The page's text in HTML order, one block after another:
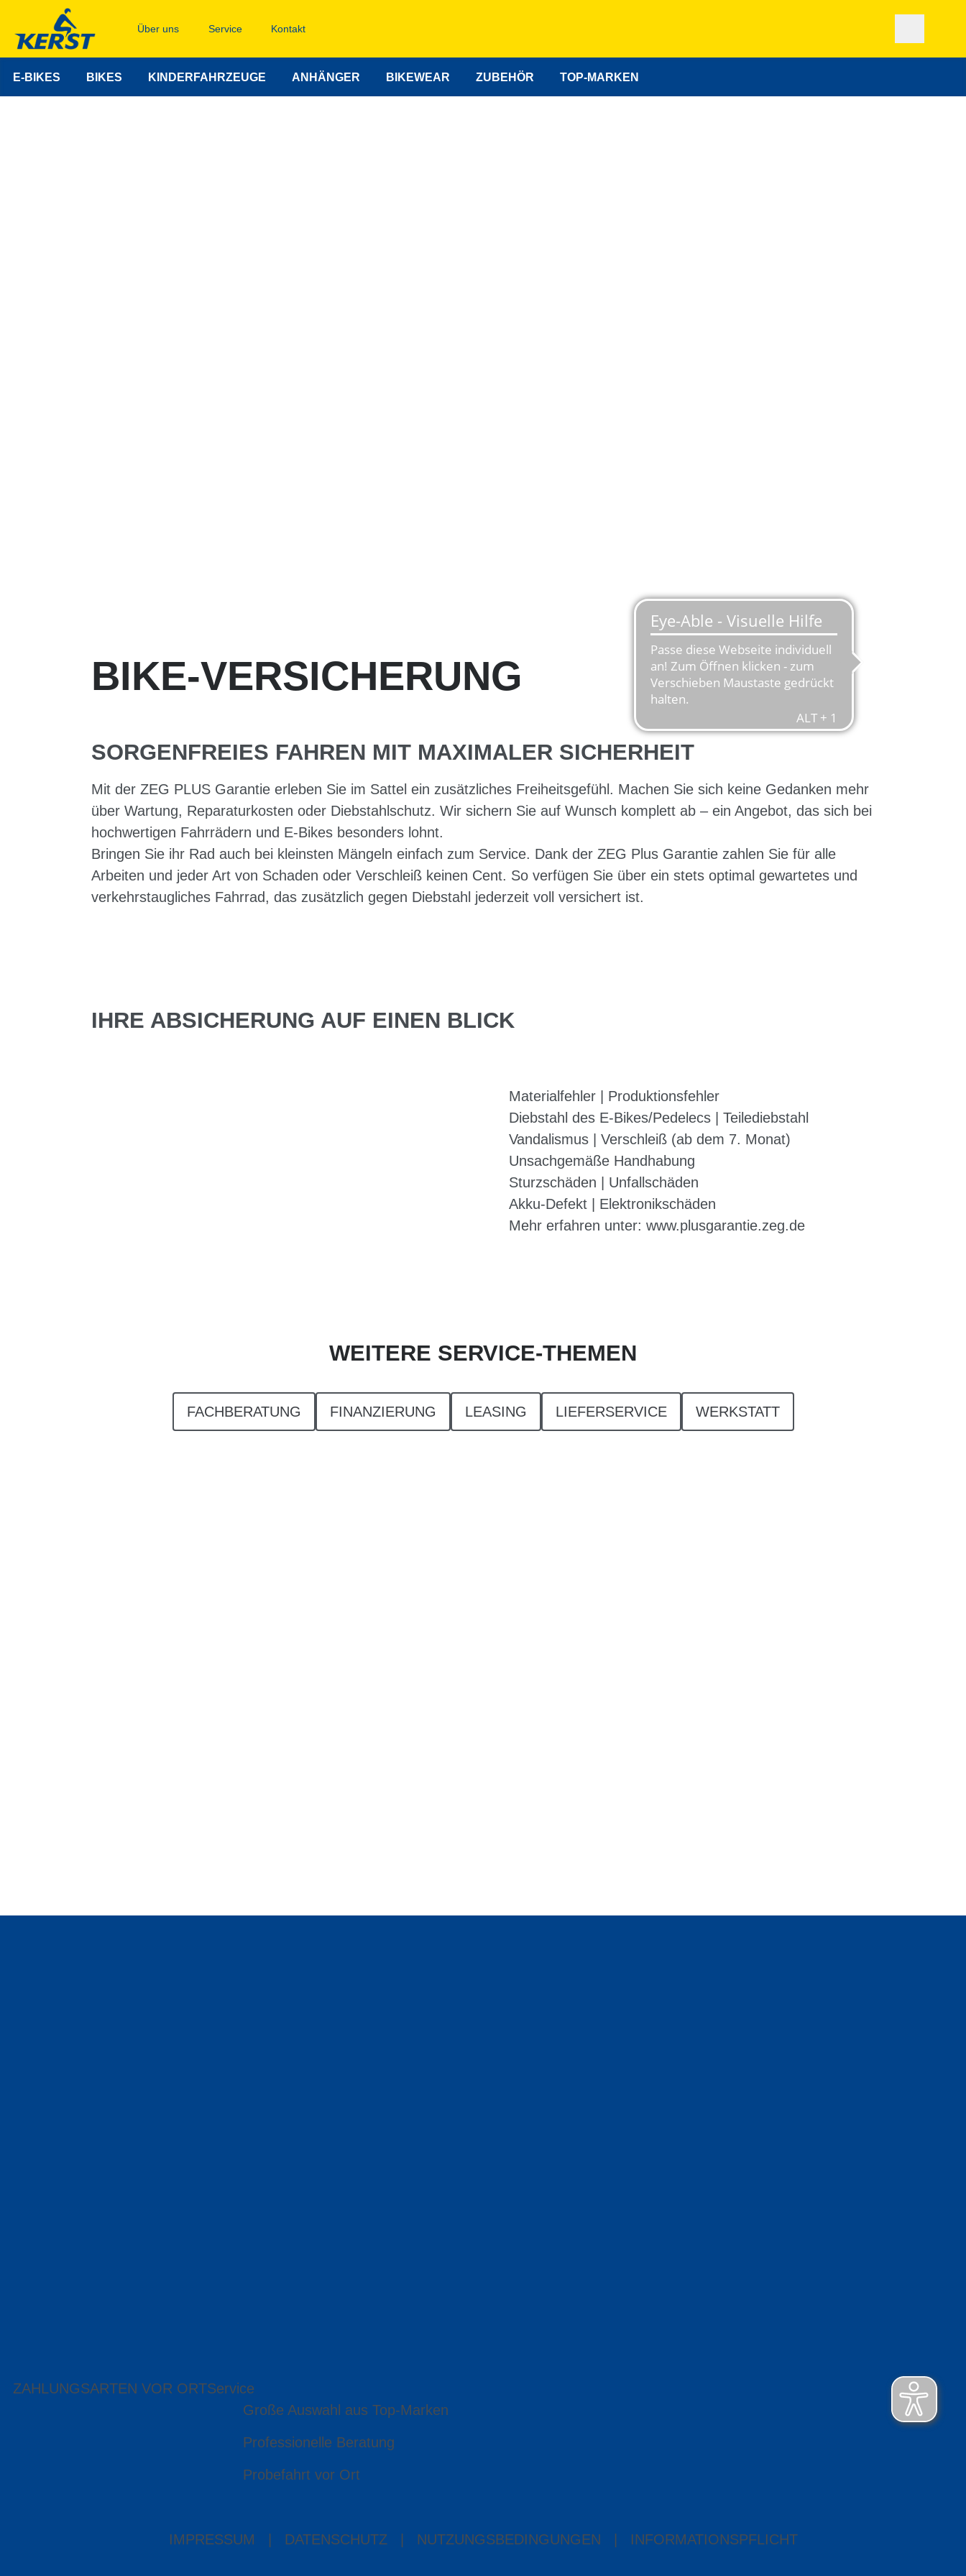
Über uns Service Kontakt
E-BIKES BIKES KINDERFAHRZEUGE ANHÄNGER BIKEWEAR ZUBEHÖR TOP-MARKEN
BIKE-VERSICHERUNG
SORGENFREIES FAHREN MIT MAXIMALER SICHERHEIT
Mit der ZEG PLUS Garantie erleben Sie im Sattel ein zusätzliches Freiheitsgefühl. Machen Sie sich keine Gedanken mehr
über Wartung, Reparaturkosten oder Diebstahlschutz. Wir sichern Sie auf Wunsch komplett ab – ein Angebot, das sich bei
hochwertigen Fahrrädern und E-Bikes besonders lohnt.
Bringen Sie ihr Rad auch bei kleinsten Mängeln einfach zum Service. Dank der ZEG Plus Garantie zahlen Sie für alle
Arbeiten und jeder Art von Schaden oder Verschleiß keinen Cent. So verfügen Sie über ein stets optimal gewartetes und
verkehrstaugliches Fahrrad, das zusätzlich gegen Diebstahl jederzeit voll versichert ist.
IHRE ABSICHERUNG AUF EINEN BLICK
Materialfehler | Produktionsfehler
Diebstahl des E-Bikes/Pedelecs | Teilediebstahl
Vandalismus | Verschleiß (ab dem 7. Monat)
Unsachgemäße Handhabung
Sturzschäden | Unfallschäden
Akku-Defekt | Elektronikschäden
Mehr erfahren unter: www.plusgarantie.zeg.de
WEITERE SERVICE-THEMEN
FACHBERATUNG FINANZIERUNG LEASING LIEFERSERVICE WERKSTATT
ZAHLUNGSARTEN VOR ORTService
Große Auswahl aus Top-Marken
Professionelle Beratung
Probefahrt vor Ort
IMPRESSUM DATENSCHUTZ NUTZUNGSBEDINGUNGEN INFORMATIONSPFLICHT